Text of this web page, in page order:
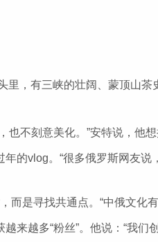
有三峡的壮阔、蒙顶山茶
不刻意美化。”安特说，他想
vlog。“很多俄罗斯网友说
是寻找共通点。“中俄文化
越多“粉丝”。他说：“我们